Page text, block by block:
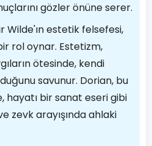
gözler önüne serer.
Wilde'ın estetik felsefesi,
rol oynar. Estetizm,
ötesinde, kendi
savunur. Dorian, bu
hayatı bir sanat eseri gibi
zevk arayışında ahlaki